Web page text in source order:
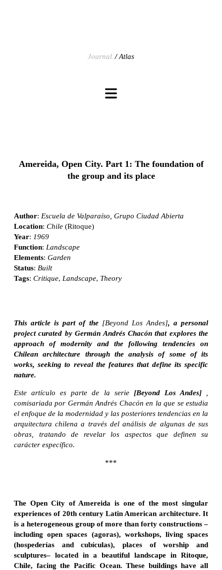
Journal Atlas
Amereida, Open City. Part 1: The foundation of
the group and its place
Author: Escuela de Valparaíso, Grupo Ciudad Abierta
Location: Chile (Ritoque)
Year: 1969
Function: Landscape
Elements: Garden
Status: Built
Tags: Critique, Landscape, Theory
This article is part of the [Beyond Los Andes], a personal
project curated by Germán Andrés Chacón that explores the
approach of modernity and the following tendencies on
Chilean architecture through the analysis of some of its
works, seeking to reveal the features that define its specific
nature.
Este artículo es parte de la serie [Beyond Los Andes],
comisariada por Germán Andrés Chacón en la que se estudia
el enfoque de la modernidad y las posteriores tendencias en la
arquitectura chilena a través del análisis de algunas de sus
obras, tratando de revelar los aspectos que definen su
carácter específico.
***
The Open City of Amereida is one of the most singular
experiences of 20th century Latin American architecture. It
is a heterogeneous group of more than forty constructions –
including open spaces (agoras), workshops, living spaces
(hospederías and cubículas), places of worship and
sculptures– located in a beautiful landscape in Ritoque,
Chile, facing the Pacific Ocean. These buildings have all